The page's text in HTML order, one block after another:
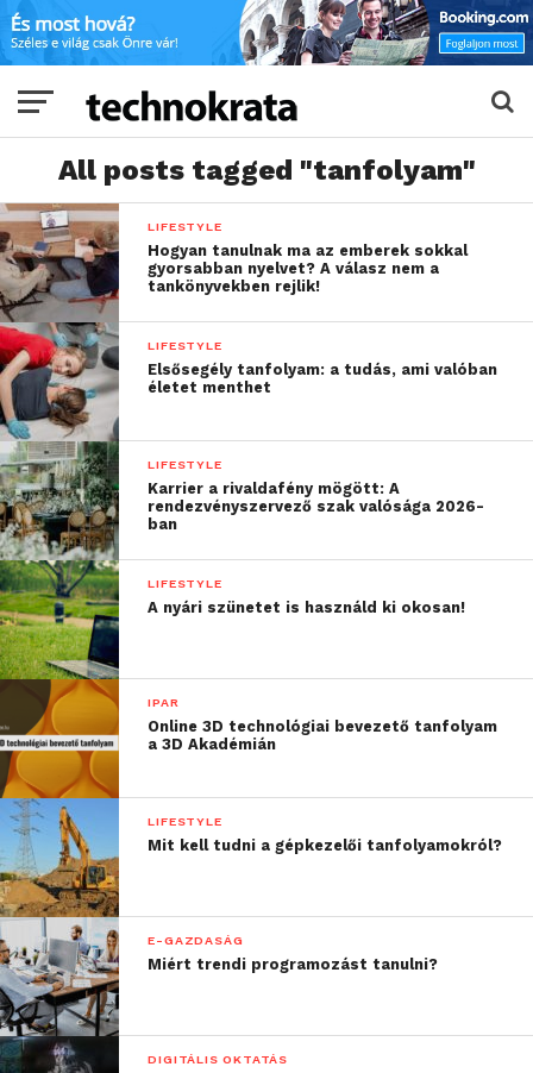
All posts tagged "tanfolyam"
LIFESTYLE
Hogyan tanulnak ma az emberek sokkal
gyorsabban nyelvet? A válasz nem a
tankönyvekben rejlik!
LIFESTYLE
Elsősegély tanfolyam: a tudás, ami valóban
életet menthet
LIFESTYLE
Karrier a rivaldafény mögött: A
rendezvényszervező szak valósága 2026-
ban
LIFESTYLE
A nyári szünetet is használd ki okosan!
IPAR
Online 3D technológiai bevezető tanfolyam
a 3D Akadémián
LIFESTYLE
Mit kell tudni a gépkezelői tanfolyamokról?
E-GAZDASÁG
Miért trendi programozást tanulni?
DIGITÁLIS OKTATÁS